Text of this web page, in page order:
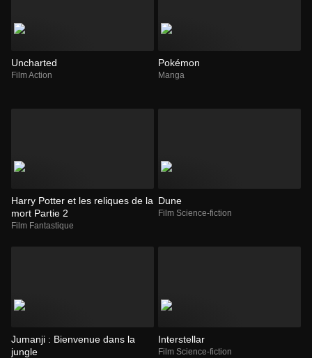
Uncharted
Film Action
Pokémon
Manga
Harry Potter et les reliques de la
mort Partie 2
Film Fantastique
Dune
Film Science-fiction
Jumanji : Bienvenue dans la
jungle
Interstellar
Film Science-fiction